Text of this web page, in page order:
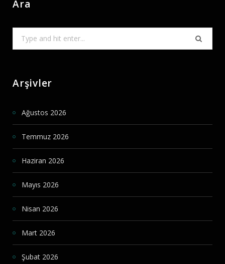
Ara
Arşivler
Ağustos 2026
Temmuz 2026
Haziran 2026
Mayıs 2026
Nisan 2026
Mart 2026
Şubat 2026